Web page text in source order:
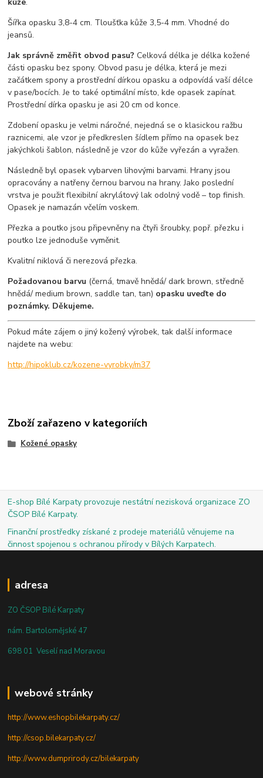
Šířka opasku 3,8-4 cm. Tloušťka kůže 3,5-4 mm. Vhodné do
jeansů.
Jak správně změřit obvod pasu?Celková délka je délka kožené
části opasku bez spony. Obvod pasu je délka, která je mezi
začátkem spony a prostřední dírkou opasku a odpovídá vaší délce
v pase/bocích. Je to také optimální místo, kde opasek zapínat.
Prostřední dírka opasku je asi 20 cm od konce.
Zdobení opasku je velmi náročné, nejedná se o klasickou ražbu
raznicemi, ale vzor je předkreslen šídlem přímo na opasek bez
jakýchkoli šablon, následně je vzor do kůže vyřezán a vyražen.
Následně byl opasek vybarven lihovými barvami. Hrany jsou
opracovány a natřeny černou barvou na hrany. Jako poslední
vrstva je použit flexibilní akrylátový lak odolný vodě – top finish.
Opasek je namazán včelím voskem.
Přezka a poutko jsou připevněny na čtyři šroubky, popř. přezku i
poutko lze jednoduše vyměnit.
Kvalitní niklová či nerezová přezka.
Požadovanou barvu (černá, tmavě hnědá/ dark brown, středně
hnědá/ medium brown, saddle tan, tan) opasku uveďte do
poznámky. Děkujeme.
Pokud máte zájem o jiný kožený výrobek, tak další informace
najdete na webu:
http://hipoklub.cz/kozene-vyrobky/m37
Zboží zařazeno v kategoriích
Kožené opasky
E-shop Bílé Karpaty provozuje nestátní nezisková organizace ZO
ČSOP Bílé Karpaty.
Finanční prostředky získané z prodeje materiálů věnujeme na
činnost spojenou s ochranou přírody v Bílých Karpatech.
adresa
ZO ČSOP Bílé Karpaty
nám. Bartolomějské 47
698 01 Veselí nad Moravou
webové stránky
http://www.eshopbilekarpaty.cz/
http://csop.bilekarpaty.cz/
http://www.dumprirody.cz/bilekarpaty